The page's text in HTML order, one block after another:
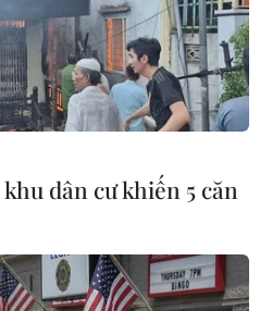
#hỏa hoạn
#cảnh sát
dân cư khiến 5 căn